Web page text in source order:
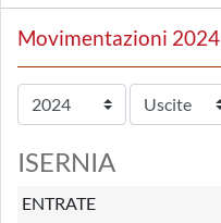
Movimentazioni 2024
ISERNIA
ENTRATE